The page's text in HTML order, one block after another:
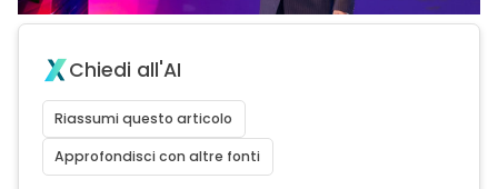
Chiedi all'AI
Riassumi questo articolo
Approfondisci con altre fonti